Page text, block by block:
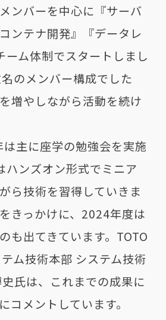
ンバーを中心に『サーバ
ンテナ開発』『データレ
ーム体制でスタートしまし
のメンバー構成でした
増やしながら活動を続け
主に座学の勉強会を実施
ハンズオン形式でミニア
ら技術を習得していきま
きっかけに、2024年度は
も出てきています。TOTO
ム技術本部 システム技術
氏は、これまでの成果に
コメントしています。